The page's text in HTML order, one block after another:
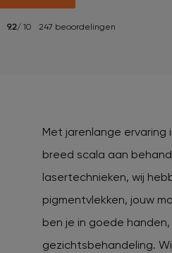
9.2/ 10 247 beoordelingen
Met jarenlange
breed scala aan
lasertechnieken, wij
pigmentvlekken, jouw
ben je in goede
gezichtsbehandeling.